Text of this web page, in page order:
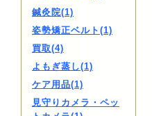
鍼灸院(1)
姿勢矯正ベルト(1)
買取(4)
よもぎ蒸し(1)
ケア用品(1)
見守りカメラ・ペッ